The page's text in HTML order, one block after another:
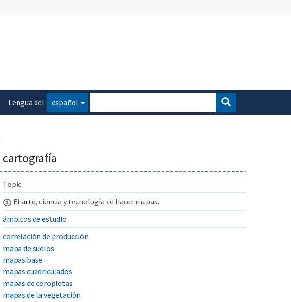
Lengua del
español
cartografía
Topic
El arte, ciencia y tecnología de hacer mapas.
ámbitos de estudio
correlación de producción
mapa de suelos
mapas base
mapas cuadriculados
mapas de coropletas
mapas de la vegetación